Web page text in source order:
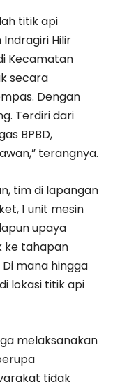
titik api
Hilir
Kecamatan
secara
Dengan
Terdiri dari
BPBD,
terangnya.
tim di lapangan
1 unit mesin
upaya
ke tahapan
mana hingga
lokasi titik api
melaksanakan
tidak